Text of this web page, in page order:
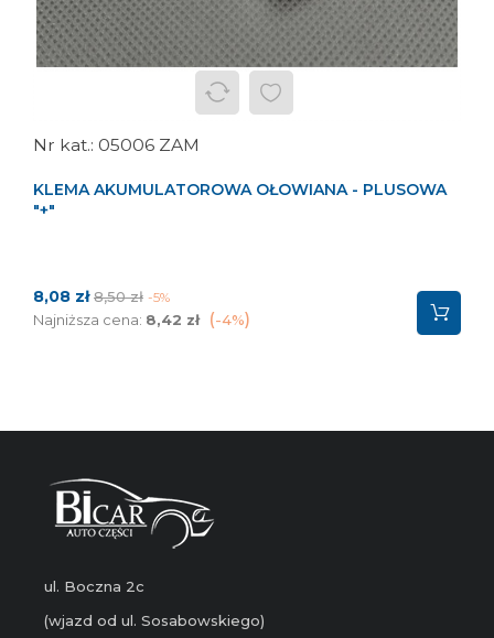
05006 ZAM
KLEMA AKUMULATOROWA OŁOWIANA - PLUSOWA
"+"
Cena
8,08 zł Cena
podstawowa
8,50 zł -5%
Najniższa cena: 8,42 zł -4%
ul. Boczna 2c
(wjazd od ul. Sosabowskiego)